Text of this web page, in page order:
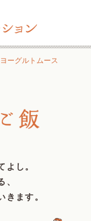
ーグルトムース
よし。
、
きます。